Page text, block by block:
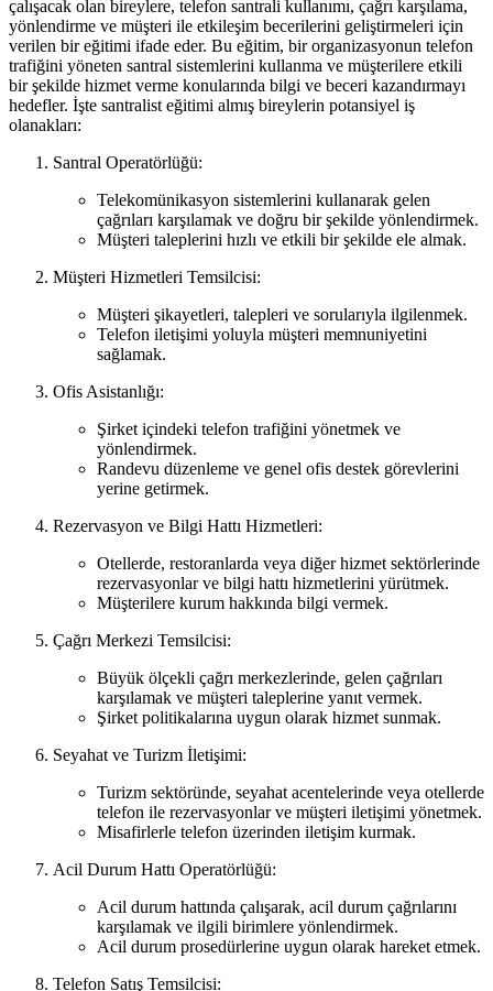
çalışacak olan bireylere, telefon santrali kullanımı, çağrı karşılama,
yönlendirme ve müşteri ile etkileşim becerilerini geliştirmeleri için
verilen bir eğitimi ifade eder. Bu eğitim, bir organizasyonun telefon
trafiğini yöneten santral sistemlerini kullanma ve müşterilere etkili
bir şekilde hizmet verme konularında bilgi ve beceri kazandırmayı
hedefler. İşte santralist eğitimi almış bireylerin potansiyel iş
olanakları:
Santral Operatörlüğü:
Telekomünikasyon sistemlerini kullanarak gelen
çağrıları karşılamak ve doğru bir şekilde yönlendirmek.
Müşteri taleplerini hızlı ve etkili bir şekilde ele almak.
Müşteri Hizmetleri Temsilcisi:
Müşteri şikayetleri, talepleri ve sorularıyla ilgilenmek.
Telefon iletişimi yoluyla müşteri memnuniyetini
sağlamak.
Ofis Asistanlığı:
Şirket içindeki telefon trafiğini yönetmek ve
yönlendirmek.
Randevu düzenleme ve genel ofis destek görevlerini
yerine getirmek.
Rezervasyon ve Bilgi Hattı Hizmetleri:
Otellerde, restoranlarda veya diğer hizmet sektörlerinde
rezervasyonlar ve bilgi hattı hizmetlerini yürütmek.
Müşterilere kurum hakkında bilgi vermek.
Çağrı Merkezi Temsilcisi:
Büyük ölçekli çağrı merkezlerinde, gelen çağrıları
karşılamak ve müşteri taleplerine yanıt vermek.
Şirket politikalarına uygun olarak hizmet sunmak.
Seyahat ve Turizm İletişimi:
Turizm sektöründe, seyahat acentelerinde veya otellerde
telefon ile rezervasyonlar ve müşteri iletişimi yönetmek.
Misafirlerle telefon üzerinden iletişim kurmak.
Acil Durum Hattı Operatörlüğü:
Acil durum hattında çalışarak, acil durum çağrılarını
karşılamak ve ilgili birimlere yönlendirmek.
Acil durum prosedürlerine uygun olarak hareket etmek.
Telefon Satış Temsilcisi: